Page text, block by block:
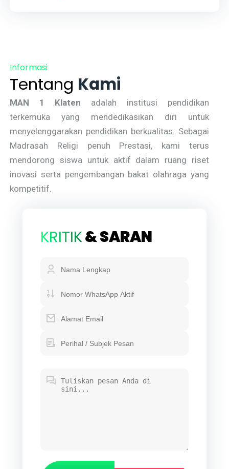
Informasi
Tentang Kami
MAN 1 Klaten adalah institusi pendidikan
terkemuka yang mendedikasikan diri untuk
menyelenggarakan pendidikan berkualitas. Sebagai
Madrasah Religi penuh Prestasi, kami terus
mendorong siswa untuk aktif dalam ruang riset
inovasi serta pengembangan bakat olahraga yang
kompetitif.
KRITIK& SARAN